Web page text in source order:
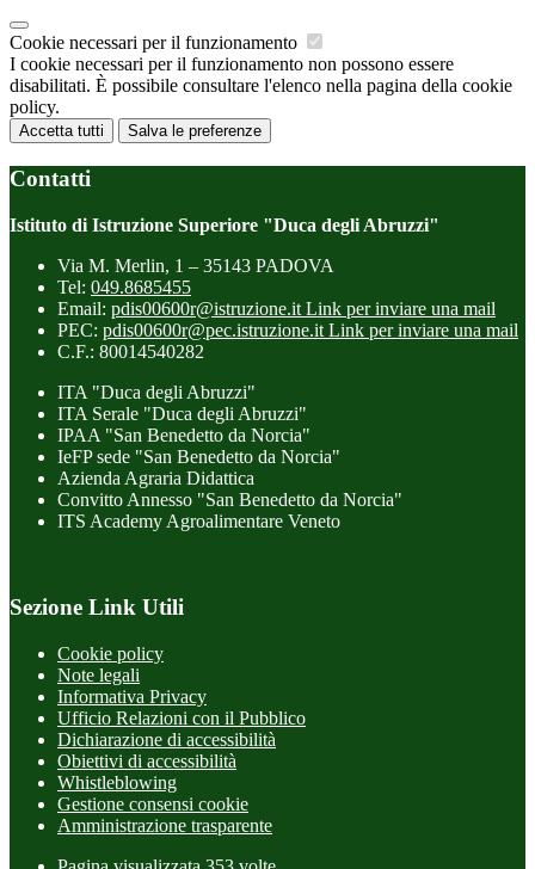
Cookie necessari per il funzionamento
I cookie necessari per il funzionamento non possono essere
disabilitati. È possibile consultare l'elenco nella pagina della cookie
policy.
Accetta tutti Salva le preferenze
Contatti
Istituto di Istruzione Superiore "Duca degli Abruzzi"
Via M. Merlin, 1 – 35143 PADOVA
Tel: 049.8685455
Email: pdis00600r@istruzione.it Link per inviare una mail
PEC: pdis00600r@pec.istruzione.it Link per inviare una mail
C.F.: 80014540282
ITA "Duca degli Abruzzi"
ITA Serale "Duca degli Abruzzi"
IPAA "San Benedetto da Norcia"
IeFP sede "San Benedetto da Norcia"
Azienda Agraria Didattica
Convitto Annesso "San Benedetto da Norcia"
ITS Academy Agroalimentare Veneto
Sezione Link Utili
Cookie policy
Note legali
Informativa Privacy
Ufficio Relazioni con il Pubblico
Dichiarazione di accessibilità
Obiettivi di accessibilità
Whistleblowing
Gestione consensi cookie
Amministrazione trasparente